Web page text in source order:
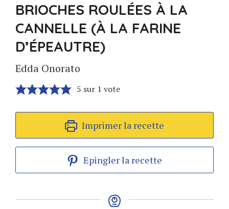
BRIOCHES ROULÉES À LA
CANNELLE (À LA FARINE
D’ÉPEAUTRE)
Edda Onorato
5 sur 1 vote
Imprimer la recette
Epingler la recette